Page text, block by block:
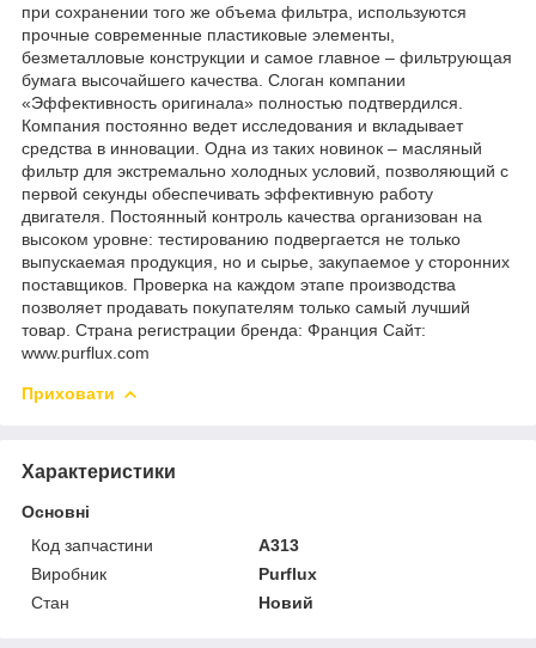
при сохранении того же объема фильтра, используются
прочные современные пластиковые элементы,
безметалловые конструкции и самое главное – фильтрующая
бумага высочайшего качества. Слоган компании
«Эффективность оригинала» полностью подтвердился.
Компания постоянно ведет исследования и вкладывает
средства в инновации. Одна из таких новинок – масляный
фильтр для экстремально холодных условий, позволяющий с
первой секунды обеспечивать эффективную работу
двигателя. Постоянный контроль качества организован на
высоком уровне: тестированию подвергается не только
выпускаемая продукция, но и сырье, закупаемое у сторонних
поставщиков. Проверка на каждом этапе производства
позволяет продавать покупателям только самый лучший
товар. Страна регистрации бренда: Франция Сайт:
www.purflux.com
Приховати
Характеристики
Основні
Код запчастини
A313
Виробник
Purflux
Стан
Новий